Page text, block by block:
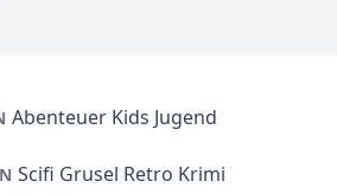
Abenteuer Kids Jugend
Scifi Grusel Retro Krimi